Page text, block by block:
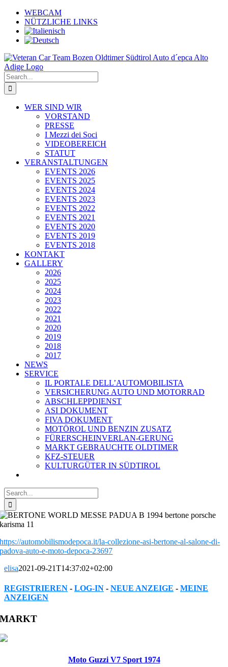
Skip
content
WEBCAM
NÜTZLICHE LINKS
Search
for:
WER SIND WIR
VORSTAND
PRESSE
I Mezzi dei Soci
VIDEOBEREICH
STATUT
VERANSTALTUNGEN
EVENTS 2026
EVENTS 2025
EVENTS 2024
EVENTS 2023
EVENTS 2022
EVENTS 2021
EVENTS 2020
EVENTS 2019
EVENTS 2018
KONTAKT
GALLERY
2026
2025
2024
2023
2022
2021
2020
2019
2018
2017
NEWS
SERVICE
IL PORTALE DELL’AUTOMOBILISTA
VERSICHERUNG AUTO UND MOTORRAD
ABSCHLEPPDIENST
ASI DOKUMENT
FIVA DOKUMENT
MOTÖROL UND BENZIN ZUSATZ
FÜRERSCHEINVERLAN-GERUNG
MARKT GEBRAUCHTE OLDTIMER
KFZ-STEUER
KULTURGÜTER IN SÜDTIROL
Search
for:
https://automobilismodepoca.it/la-collezione-asi-bertone-al-salone-di-
padova-auto-e-moto-depoca-23697
elisa2021-09-21T14:37:02+02:00
REGISTRIEREN - LOG-IN - NEUE ANZEIGE - MEINE
ANZEIGEN
Facebook
Twitter
Reddit
LinkedIn
WhatsApp
Tumblr
Pinterest
Vk
Xing
Email
MARKT
Moto Guzzi V7 Sport 1974